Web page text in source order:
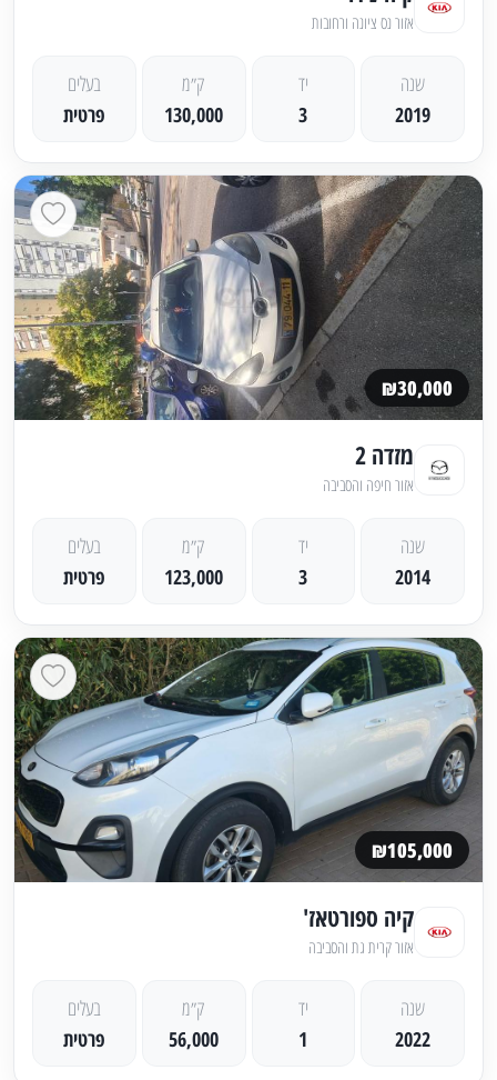
אזור נס ציונה ורחובות
שנה
2019
יד
3
ק״מ
130,000
בעלים
פרטית
₪30,000
מזדה 2
אזור חיפה והסביבה
שנה
2014
יד
3
ק״מ
123,000
בעלים
פרטית
₪105,000
קיה ספורטאז'
אזור קרית גת והסביבה
שנה
2022
יד
1
ק״מ
56,000
בעלים
פרטית